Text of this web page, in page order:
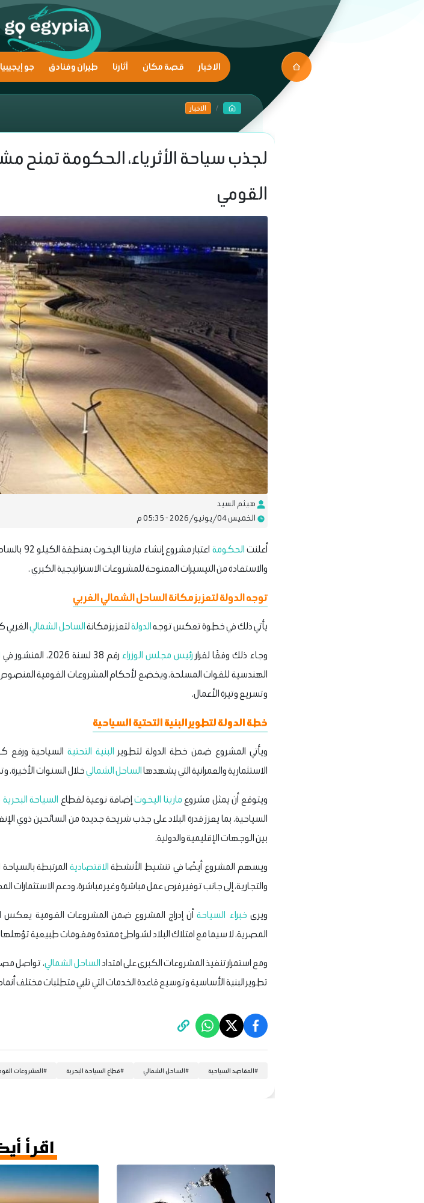
الاخبار قصة مكان آثارنا طيران وفنادق جو
الاخبار
لجذب سياحة الأثرياء، الحكومة تمنح
القومي
هيثم السيد
الخميس 04/يونيو/2026 - 05:35 م
أعلنتالحكومة
اعتبار
والاستفادة من التيسيرات الممنوحة للمشروعات الاستراتيجية الكبري .
توجه الدولة لتعزيز مكانة الساحل الشمالي الغربي
يأتي ذلك في خطوة تعكس توجهالدولةلتعزيز مكانةالساحل الشماليالغربي
وجاء ذلك وفقًا لقرار رئيس مجلس الوزراء رقم 38 لسنة 2026، المنشور في
الهندسية للقوات المسلحة، ويخضع لأحكام المشروعات القومية المنصوص
وتسريع وتيرة الأعمال.
خطة الدولة لتطوير البنية التحتية السياحية
ويأتي المشروع ضمن خطة الدولة لتطوير البنية التحتيةالسياحية ورفع
الاستثمارية والعمرانية التي يشهدهاالساحل الشماليخلال السنوات الأخيرة،
ويتوقع أن يمثل مشروع مارينا اليخوتإضافة نوعية لقطاع السياحة البحرية
السياحية، بما يعزز قدرة البلاد على جذب شريحة جديدة من السائحين ذوي
بين الوجهات الإقليمية والدولية.
ويسهم المشروع أيضًا في تنشيط الأنشطةالاقتصادية المرتبطة
والتجارية، إلى جانب توفير فرص عمل مباشرة وغير مباشرة، ودعم الاستثمارات
ويرى خبراء السياحةأن إدراج المشروع ضمن المشروعات القومية يعكس
المصرية، لا سيما مع امتلاك البلاد لشواطئ ممتدة ومقومات طبيعية
ومع استمرار تنفيذ المشروعات الكبرى على امتدادالساحل الشمالي، تواصل
تطوير البنية الأساسية وتوسيع قاعدة الخدمات التي تلبي متطلبات مختلف
#المقاصد السياحية #الساحل الشمالي #قطاع السياحة البحرية #المشروعات
اقرأ